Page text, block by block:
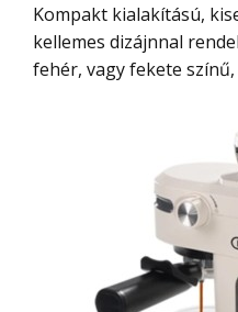
Kompakt kialakítású, kisebb helyen elfér és
kellemes dizájnnal
fehér, vagy fekete színű,